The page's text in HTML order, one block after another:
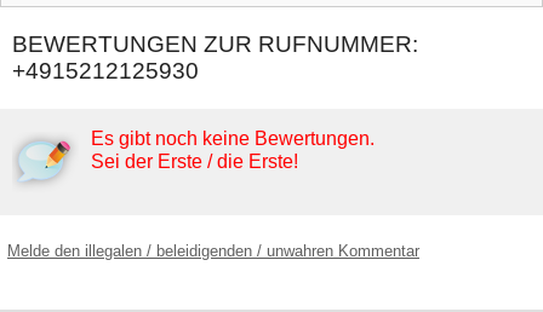
BEWERTUNGEN ZUR RUFNUMMER:
+4915212125930
Es gibt noch keine Bewertungen.
Sei der Erste / die Erste!
Melde den illegalen / beleidigenden / unwahren Kommentar